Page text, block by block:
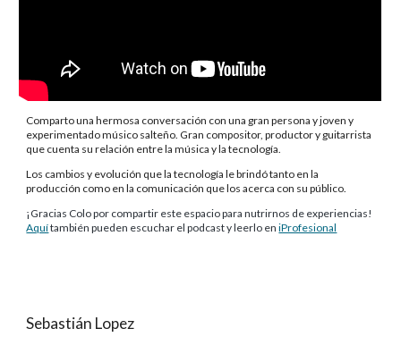
Comparto una hermosa conversación con una gran persona y joven y
experimentado músico salteño. Gran compositor, productor y guitarrista
que cuenta su relación entre la música y la tecnología.
Los cambios y evolución que la tecnología le brindó tanto en la
producción como en la comunicación que los acerca con su público.
¡Gracias Colo por compartir este espacio para nutrirnos de experiencias!
Aquítambién pueden escuchar el podcast yleerlo eniProfesional
Sebastián Lopez